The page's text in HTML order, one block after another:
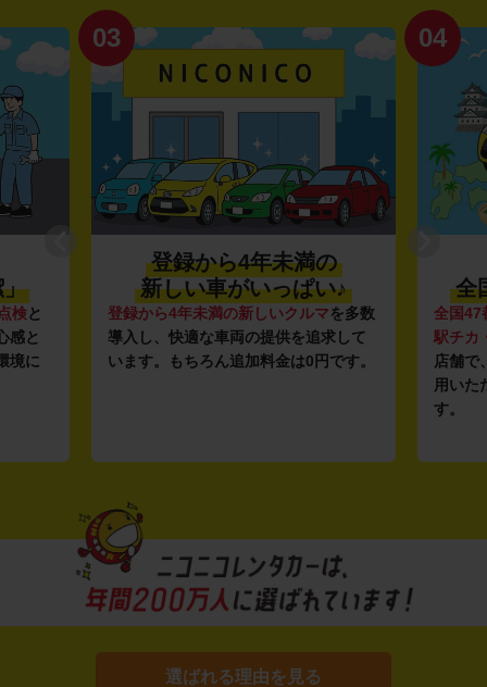
」
検と
感と
境に
03
登録から4年未満の
新しい車がいっぱい♪
登録から4年未満の新しいクルマを多数
導入し、快適な車両の提供を追求して
います。もちろん追加料金は0円です。
04
全
全国47
駅チカ
店舗で
用いた
す。
選ばれる理由を見る